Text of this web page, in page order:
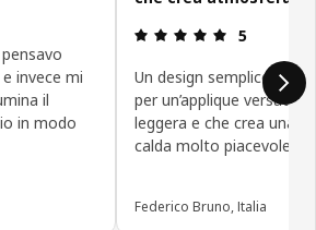
5 di 5 stelle.
invece mi
il
in modo
5
Un design semplice e
per un’applique versatile,
leggera e che crea una
calda molto piacevole.
Federico Bruno, Italia